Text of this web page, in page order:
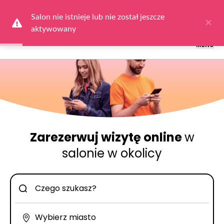
wybierzZaloguj się
MENU
Zarezerwuj wizytę onlinew
salonie w okolicy
Salon nie istnieje lub nie został jeszcze
aktywowany
×